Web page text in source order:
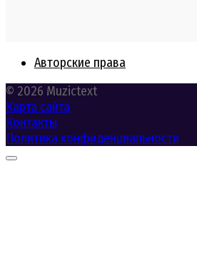
Авторские права
© 2026 Muzictext
Карта сайта
Контакты
Политика конфиденциальности